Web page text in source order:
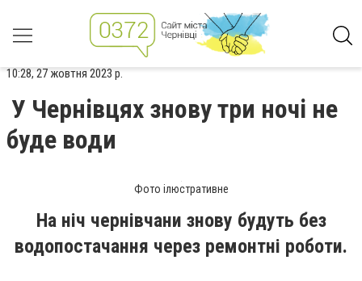
10:28, 27 жовтня 2023 р.
У Чернівцях знову три ночі не
буде води
Фото ілюстративне
На ніч чернівчани знову будуть без
водопостачання через ремонтні роботи.